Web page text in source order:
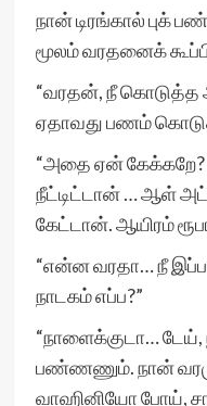
நான் டிரங்கால் புக்
மூலம் வரதனைக்
“வரதன், நீ கொடுத்த
ஏதாவது பணம்
“அதை ஏன்
நீட்டிட்டான் … ஆள்
கேட்டான். ஆயிரம்
“என்ன வரதா… நீ
நாடகம் எப்ப?”
“நாளைக்குடா… டேய்,
பண்ணணும். நான்
வாஹினியோ போய்,